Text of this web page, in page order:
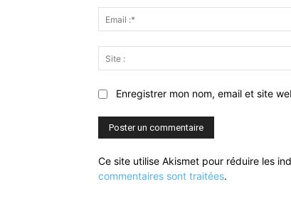
Enregistrer mon nom, email et site
Ce site utilise Akismet pour réduire les
commentaires sont traitées.